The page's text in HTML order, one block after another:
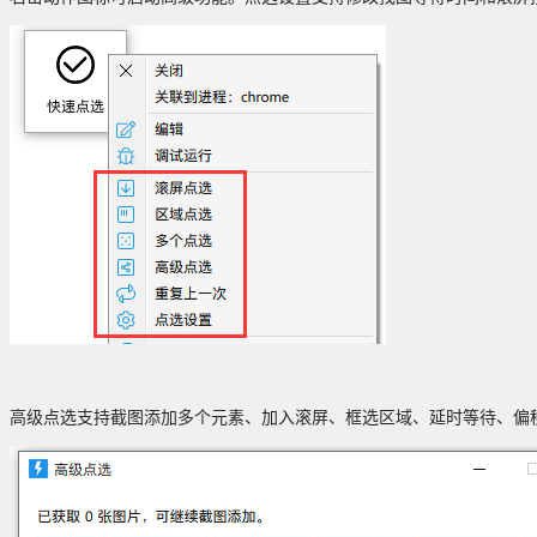
高级点选支持截图添加多个元素、加入滚屏、框选区域、延时等待、偏